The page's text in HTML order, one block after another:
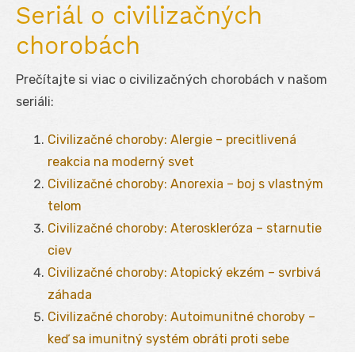
Seriál o civilizačných
chorobách
Prečítajte si viac o civilizačných chorobách v našom
seriáli:
Civilizačné choroby: Alergie – precitlivená
reakcia na moderný svet
Civilizačné choroby: Anorexia – boj s vlastným
telom
Civilizačné choroby: Ateroskleróza – starnutie
ciev
Civilizačné choroby: Atopický ekzém – svrbivá
záhada
Civilizačné choroby: Autoimunitné choroby –
keď sa imunitný systém obráti proti sebe